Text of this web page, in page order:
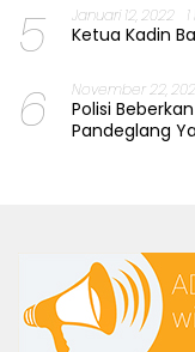
5 Januari 12, 2022
Ketua Kadin
6 November 22,
Polisi
Pandeglang